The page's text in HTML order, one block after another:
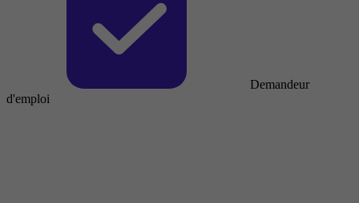
Demandeur
d'emploi